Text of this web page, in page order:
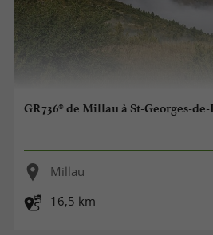
GR736® de Millau à St-Georges-
Millau
16,5 km